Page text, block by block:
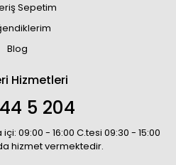
Sepetim
Blog
Hizmetleri
5 204
09:00 - 16:00 C.tesi 09:30 - 15:00
hizmet vermektedir.